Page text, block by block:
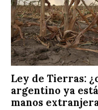
Ley de Tierras:
argentino ya
manos